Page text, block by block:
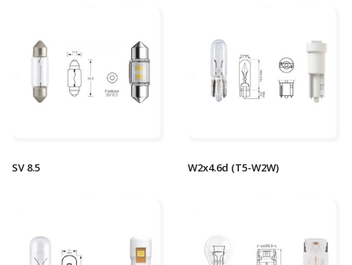
SV 8.5 W2x4.6d (T5-W2W)